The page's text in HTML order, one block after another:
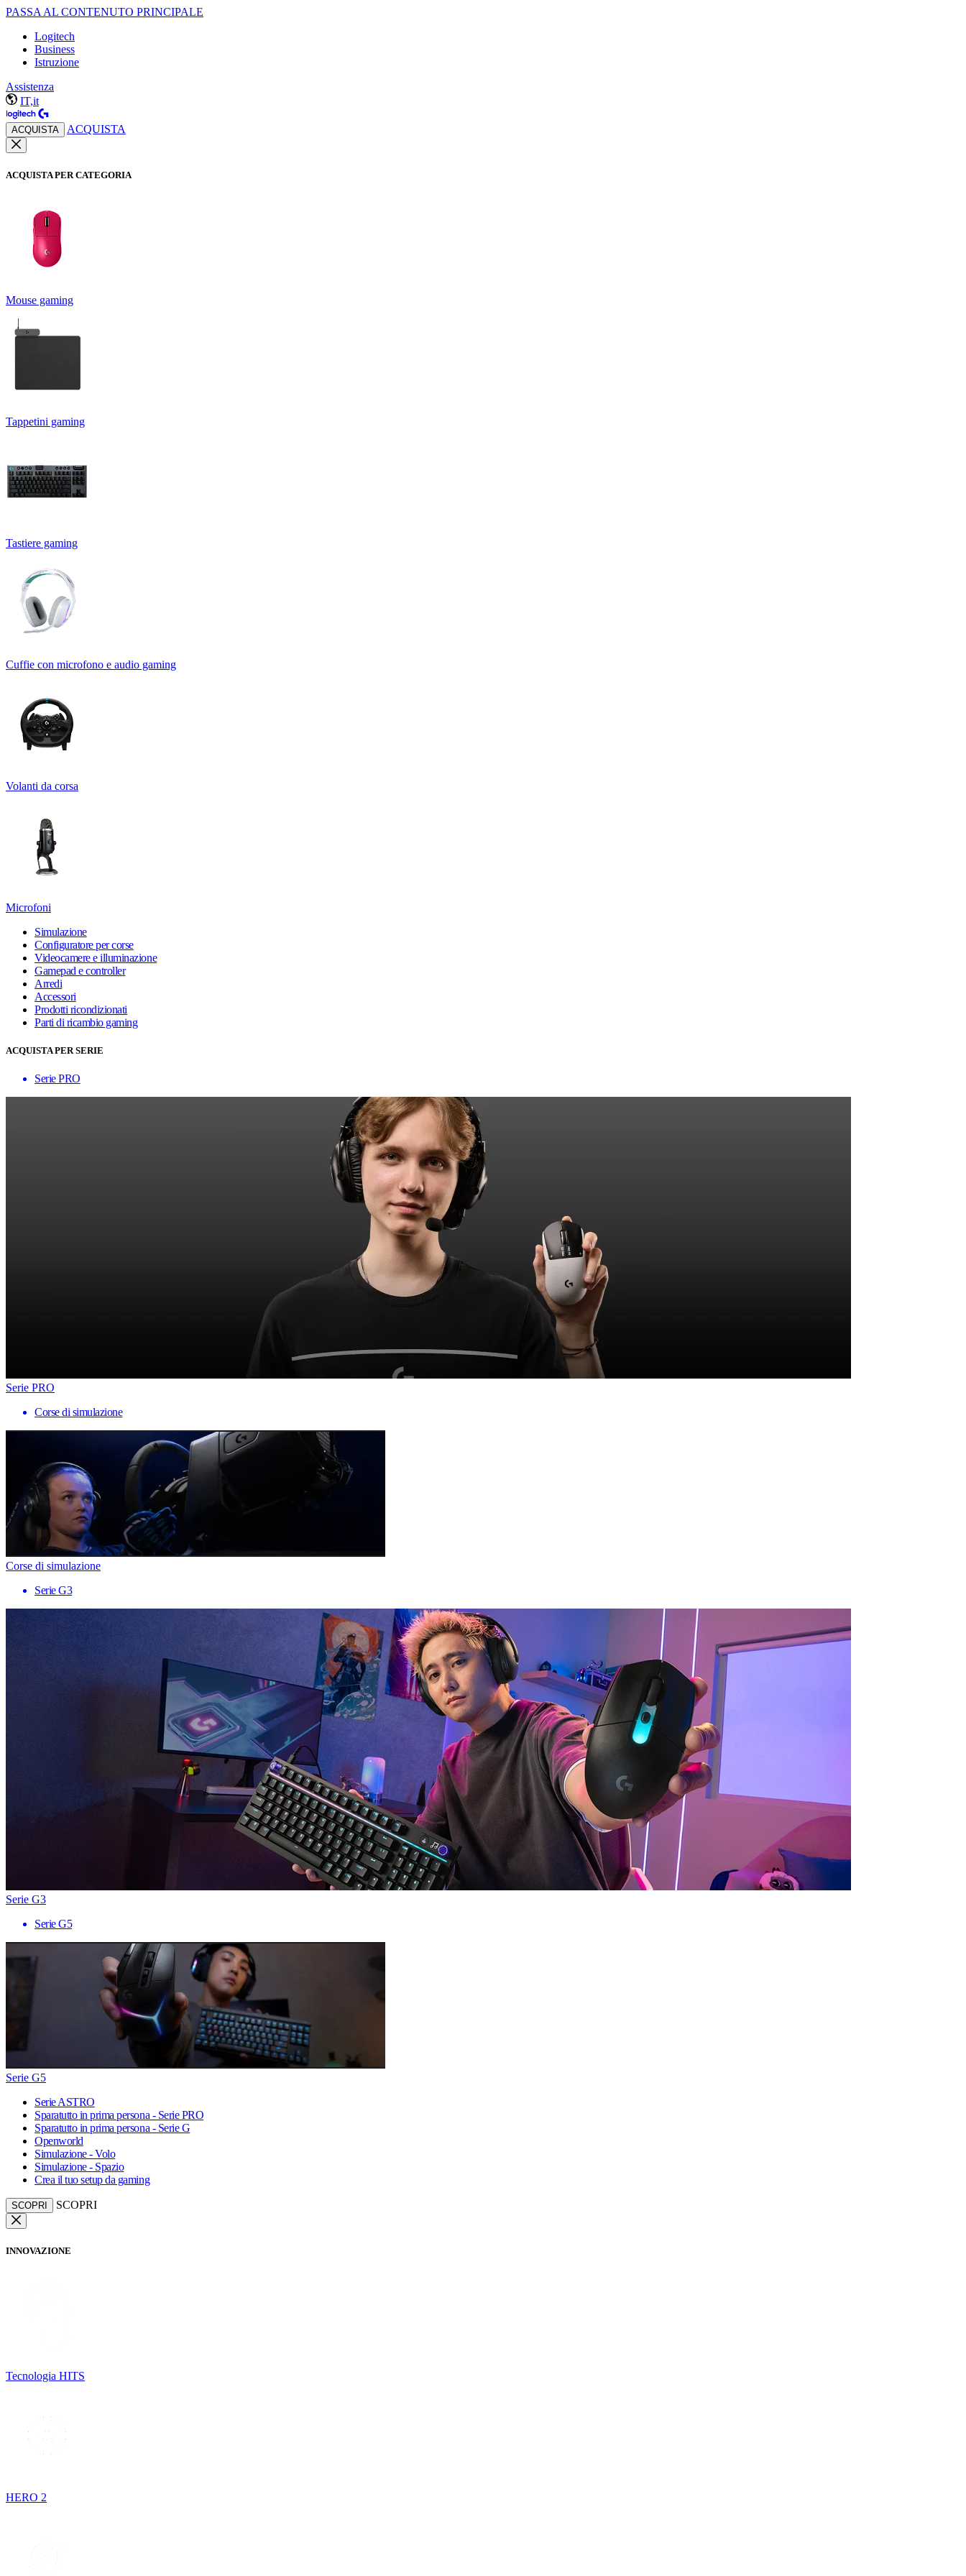
PASSA AL CONTENUTO PRINCIPALE
Logitech
Business
Istruzione
Assistenza
IT,it
ACQUISTA ACQUISTA
ACQUISTA PER CATEGORIA
Mouse gaming
Tappetini gaming
Tastiere gaming
Cuffie con microfono e audio gaming
Volanti da corsa
Microfoni
Simulazione
Configuratore per corse
Videocamere e illuminazione
Gamepad e controller
Arredi
Accessori
Prodotti ricondizionati
Parti di ricambio gaming
ACQUISTA PER SERIE
Serie PRO
Serie PRO
Corse di simulazione
Corse di simulazione
Serie G3
Serie G3
Serie G5
Serie G5
Serie ASTRO
Sparatutto in prima persona - Serie PRO
Sparatutto in prima persona - Serie G
Openworld
Simulazione - Volo
Simulazione - Spazio
Crea il tuo setup da gaming
SCOPRI SCOPRI
INNOVAZIONE
Tecnologia HITS
HERO 2